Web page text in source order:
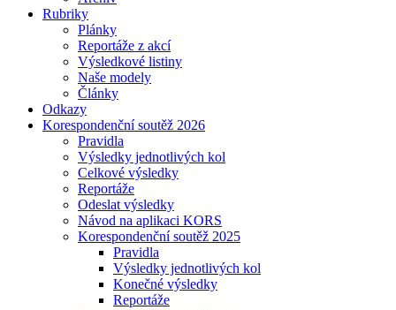
Rubriky
Plánky
Reportáže z akcí
Výsledkové listiny
Naše modely
Články
Odkazy
Korespondenční soutěž 2026
Pravidla
Výsledky jednotlivých kol
Celkové výsledky
Reportáže
Odeslat výsledky
Návod na aplikaci KORS
Korespondenční soutěž 2025
Pravidla
Výsledky jednotlivých kol
Konečné výsledky
Reportáže